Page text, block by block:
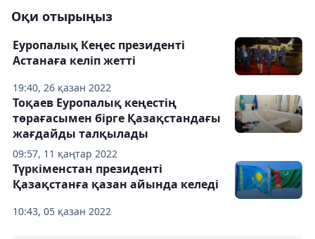
Оқи отырыңыз
19:40, 26 қазан 2022
Еуропалық Кеңес президенті
Астанаға келіп жетті
09:57, 11 қаңтар 2022
Тоқаев Еуропалық кеңестің
төрағасымен бірге Қазақстандағы
жағдайды талқылады
10:43, 05 қазан 2022
Түркіменстан президенті
Қазақстанға қазан айында келеді